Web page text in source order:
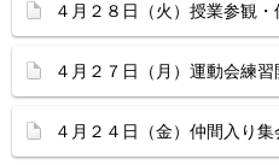
４月２８日（火）授業参観
４月２７日（月）運動会練習
４月２４日（金）仲間入り集